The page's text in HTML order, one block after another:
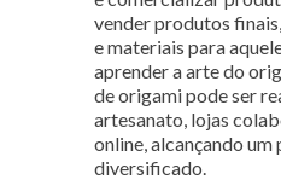
vender produtos
e materiais para
aprender a arte do
de origami pode ser
artesanato, lojas
online, alcançando
diversificado.